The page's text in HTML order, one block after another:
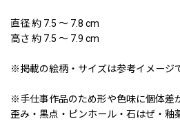
直径 約 7.5 〜 7.8 cm
高さ 約 7.5 〜 7.9 cm
※掲載の絵柄・サイズは参考イメージ
※手仕事作品のため形や色味に個体差
歪み・黒点・ピンホール・石はぜ・釉